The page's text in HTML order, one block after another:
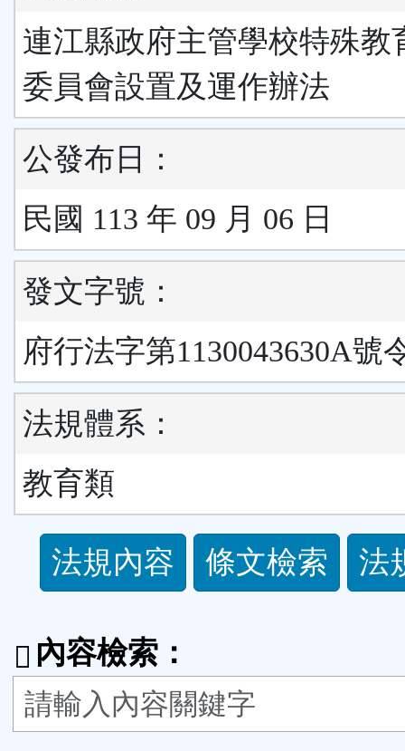
連江縣政府主管學校特殊教
委員會設置及運作辦法
公發布日：
民國 113 年 09 月 06 日
發文字號：
府行法字第1130043630A號
法規體系：
教育類
規
功
能
按
法規內容 條文檢索 法
內容檢索：